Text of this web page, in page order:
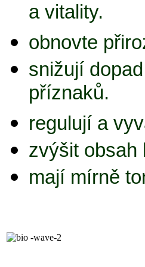
a vitality.
obnovte
snižují
příznaků.
regulují a
zvýšit obsah
mají mírně